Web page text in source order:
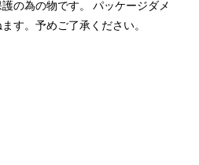
の為の物です。 パッケージダメ
す。予めご了承ください。